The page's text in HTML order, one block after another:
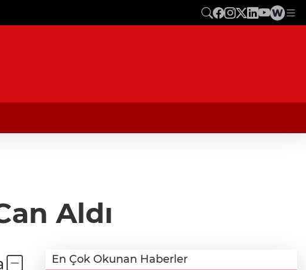
Aldı
En Çok Okunan Haberler